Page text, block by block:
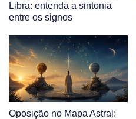
Libra: entenda a sintonia
entre os signos
Oposição no Mapa Astral: